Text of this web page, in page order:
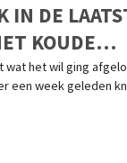
IN DE
KOUDE
wat het wil ging
een week geleden